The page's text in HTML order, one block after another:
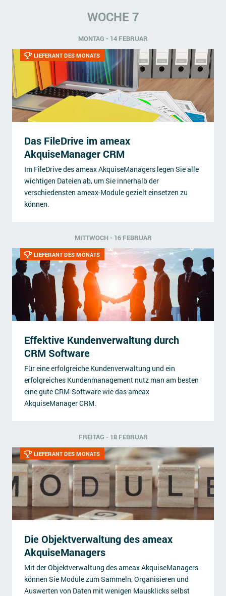
WOCHE 7
MONTAG - 14 FEBRUAR
LIEFERANT DES MONATS
Das FileDrive im ameax
AkquiseManager CRM
Im FileDrive des ameax AkquiseManagers legen Sie alle
wichtigen Dateien ab, um Sie innerhalb der
verschiedensten ameax-Module gezielt einsetzen zu
können.
MITTWOCH - 16 FEBRUAR
LIEFERANT DES MONATS
Effektive Kundenverwaltung durch
CRM Software
Für eine erfolgreiche Kundenverwaltung und ein
erfolgreiches Kundenmanagement nutz man am besten
eine gute CRM-Software wie das ameax
AkquiseManager CRM.
FREITAG - 18 FEBRUAR
LIEFERANT DES MONATS
Die Objektverwaltung des ameax
AkquiseManagers
Mit der Objektverwaltung des ameax AkquiseManagers
können Sie Module zum Sammeln, Organisieren und
Auswerten von Daten mit wenigen Mausklicks selbst